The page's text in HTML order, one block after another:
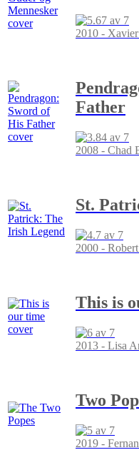
2010 -
Father
2008 - Chad
St.
2000 -
This is
2013 - Lisa
Two
2019 -